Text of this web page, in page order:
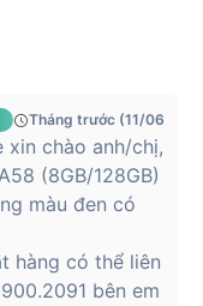
Tháng trước (11/06/
xin chào anh/chị,
(8GB/128GB)
màu đen có
hàng có thể liên
bên em